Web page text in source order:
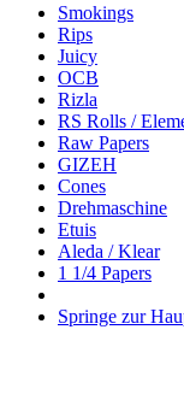
Smokings
Rips
Juicy
OCB
Rizla
RS Rolls /
Raw Papers
GIZEH
Cones
Drehmaschine
Etuis
Aleda / Klear
1 1/4 Papers
Springe zur